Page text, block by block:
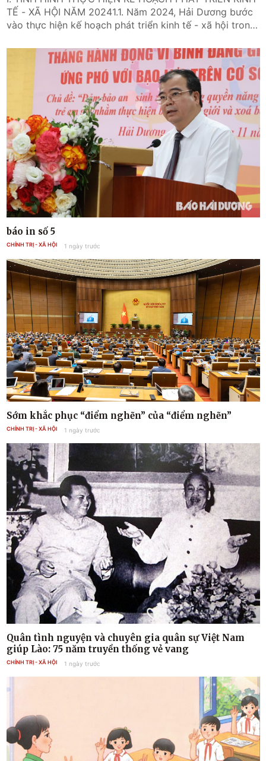
báo in số 5
CHÍNH TRỊ - XÃ HỘI 1 ngày trước
Sớm khắc phục “điểm nghẽn” của “điểm nghẽn”
CHÍNH TRỊ - XÃ HỘI 1 ngày trước
Quân tình nguyện và chuyên gia quân sự Việt Nam
giúp Lào: 75 năm truyền thống vẻ vang
CHÍNH TRỊ - XÃ HỘI 1 ngày trước